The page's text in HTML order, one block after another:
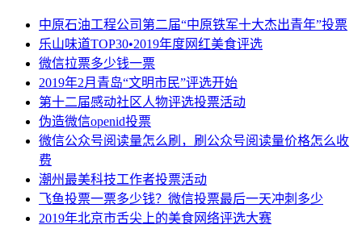
中原石油工程公司第二届“中原铁军十大杰出青年”投票
乐山味道TOP30•2019年度网红美食评选
微信拉票多少钱一票
2019年2月青岛“文明市民”评选开始
第十二届感动社区人物评选投票活动
伪造微信openid投票
微信公众号阅读量怎么刷，刷公众号阅读量价格怎么收
费
潮州最美科技工作者投票活动
飞鱼投票一票多少钱？微信投票最后一天冲刺多少
2019年北京市舌尖上的美食网络评选大赛